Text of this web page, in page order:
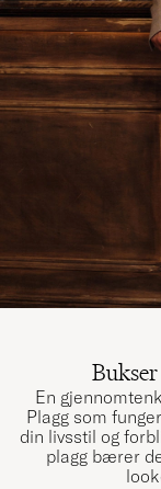
En
Plagg som
din livsstil og
plagg bærer